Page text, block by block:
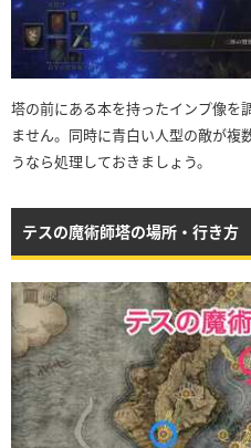
塔の前にある本を持ったインプ像を
ません。同時に青白い人型の敵が複
うなら処理しておきましょう。
テスの魔術師塔の場所・行き方